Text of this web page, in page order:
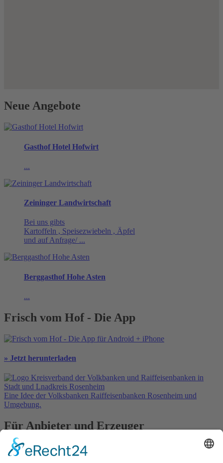
Neue Angebote
Gasthof Hotel Hofwirt
...
Zeininger Landwirtschaft
Bei uns gibts
Kartoffeln , Speisezwiebeln , Äpfel
und auf Anfrage/ ...
Berggasthof Hohe Asten
...
Frisch vom Hof - Die App
» Jetzt herunterladen
Eine Idee der Volksbanken Raiffeisenbanken Rosenheim und
Umgebung.
Für Anbieter und Erzeuger
» Ihre Werbung